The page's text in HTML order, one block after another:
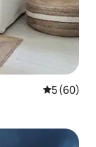
Note
5 (60)